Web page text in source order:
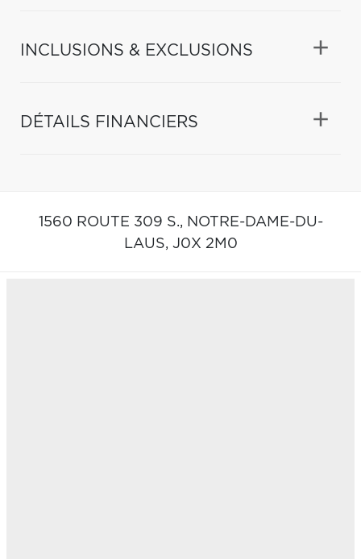
INCLUSIONS & EXCLUSIONS
DÉTAILS FINANCIERS
1560 ROUTE 309 S., NOTRE-DAME-DU-
LAUS, J0X 2M0